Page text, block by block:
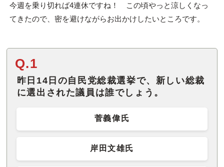
今週を乗り切れば4連休ですね！ この頃やっと涼しくなっ
てきたので、密を避けながらお出かけしたいところです。
Q.1
昨日14日の自民党総裁選挙で、新しい総裁
に選出された議員は誰でしょう。
菅義偉氏
岸田文雄氏